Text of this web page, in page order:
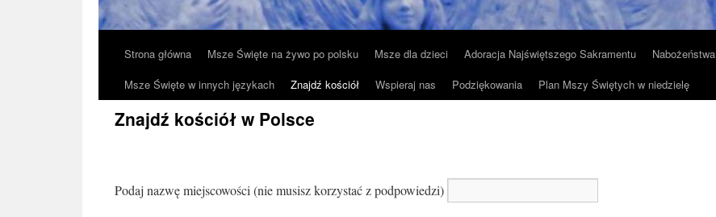
Strona główna Msze Święte na żywo po polsku Msze dla dzieci Adoracja Najświętszego Sakramentu Nabożeństwa
Msze Święte w innych językach
Znajdź kościół Wspieraj nas Podziękowania Plan Mszy Świętych w niedzielę
Znajdź kościół w Polsce
Podaj nazwę miejscowości (nie musisz korzystać z podpowiedzi)